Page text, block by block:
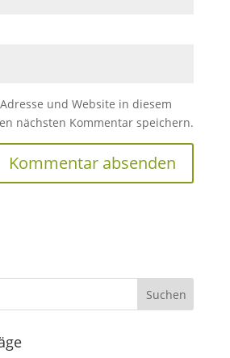
und Website in diesem
nächsten Kommentar speichern.